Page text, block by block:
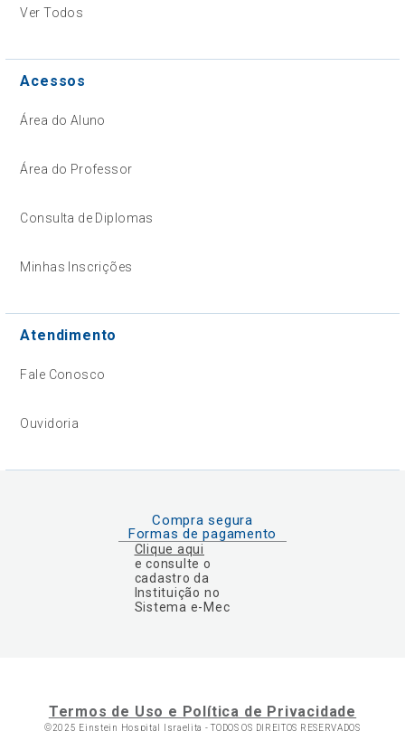
Ver Todos
Acessos
Área do Aluno
Área do Professor
Consulta de Diplomas
Minhas Inscrições
Atendimento
Fale Conosco
Ouvidoria
Compra segura
Formas de pagamento
Clique aqui
e consulte o
cadastro da
Instituição no
Sistema e-Mec
Termos de Uso e Política de Privacidade
©2025 Einstein Hospital Israelita -TODOS OS DIREITOS RESERVADOS